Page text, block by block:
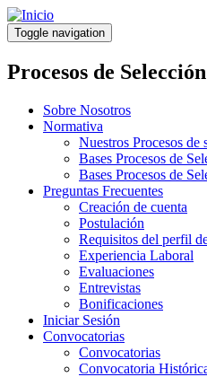
Pasar
al
contenido
principal
Toggle navigation
Procesos de Selección
Sobre Nosotros
Normativa
Nuestros Procesos de
Bases Procesos de
Bases Procesos de
Preguntas Frecuentes
Creación de cuenta
Postulación
Requisitos del perfil
Experiencia Laboral
Evaluaciones
Entrevistas
Bonificaciones
Iniciar Sesión
Convocatorias
Convocatorias
Convocatoria